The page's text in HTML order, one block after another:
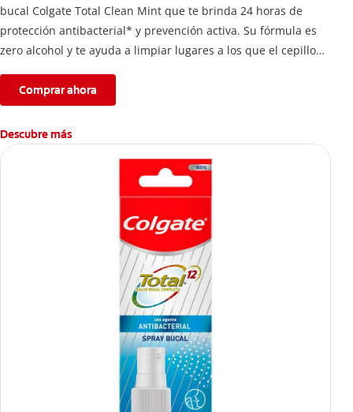
bucal Colgate Total Clean Mint que te brinda 24 horas de
protección antibacterial* y prevención activa. Su fórmula es
zero alcohol y te ayuda a limpiar lugares a los que el cepillo
Comprar ahora
Descubre más